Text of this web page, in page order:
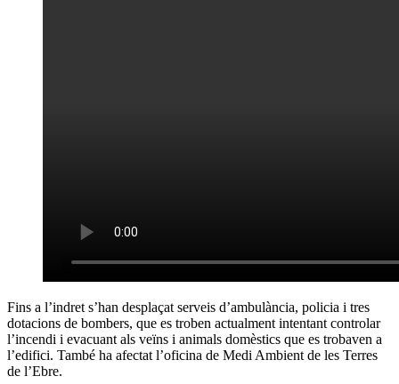
Fins a l’indret s’han desplaçat serveis d’ambulància, policia i tres
dotacions de bombers, que es troben actualment intentant controlar
l’incendi i evacuant als veïns i animals domèstics que es trobaven a
l’edifici. També ha afectat l’oficina de Medi Ambient de les Terres
de l’Ebre.